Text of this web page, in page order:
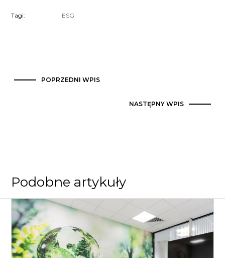
Tagi: ESG
POPRZEDNI WPIS
NASTĘPNY WPIS
Podobne artykuły